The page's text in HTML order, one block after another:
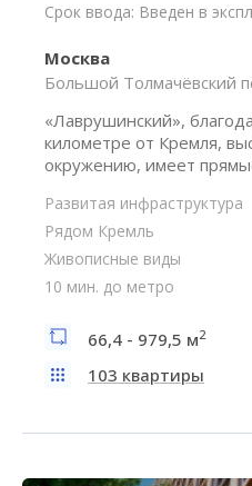
Срок ввода: Введен в
Москва
Большой Толмачёвский
«Лаврушинский»,
километре от Кремля,
окружению, имеет
Развитая инфраструктура
Рядом Кремль
Живописные виды
10 мин. до метро
66,4 - 979,5 м2
103 квартиры